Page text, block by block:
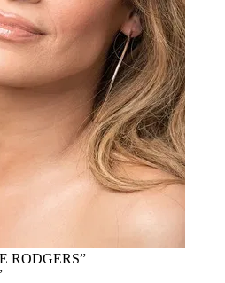
RODGERS”